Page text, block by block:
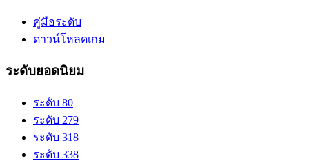
คู่มือระดับ
ดาวน์โหลดเกม
ระดับยอดนิยม
ระดับ 80
ระดับ 279
ระดับ 318
ระดับ 338